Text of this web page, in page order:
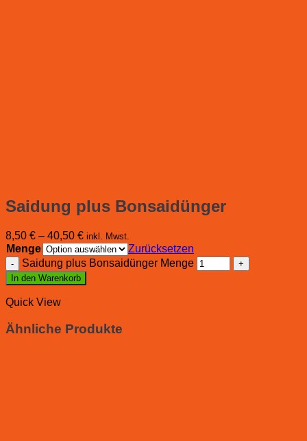
Saidung plus Bonsaidünger
8,50 € – 40,50 € inkl. Mwst.
Menge
Zurücksetzen
Saidung plus Bonsaidünger Menge
In den Warenkorb
Quick View
Ähnliche Produkte